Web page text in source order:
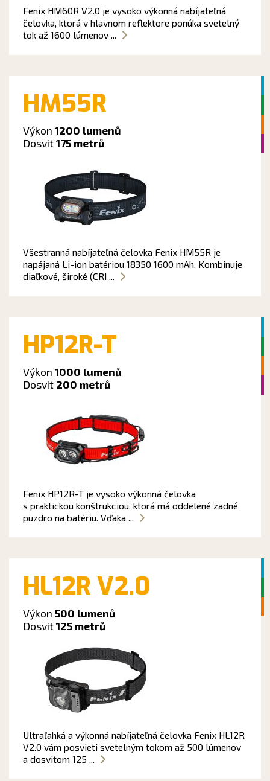
Fenix HM60R V2.0 je vysoko výkonná nabíjateľná
čelovka, ktorá v hlavnom reflektore ponúka svetelný
tok až 1600 lúmenov ...
HM55R
Výkon 1200 lumenů
Dosvit175 metrů
Všestranná nabíjateľná čelovka Fenix HM55R je
napájaná Li-ion batériou 18350 1600 mAh. Kombinuje
diaľkové, široké (CRI ...
HP12R-T
Výkon 1000 lumenů
Dosvit 200 metrů
Fenix HP12R-T je vysoko výkonná čelovka
s praktickou konštrukciou, ktorá má oddelené zadné
puzdro na batériu. Vďaka ...
HL12R V2.0
Výkon 500 lumenů
Dosvit125 metrů
Ultraľahká a výkonná nabíjateľná čelovka Fenix HL12R
V2.0 vám posvieti svetelným tokom až 500 lúmenov
a dosvitom 125 ...